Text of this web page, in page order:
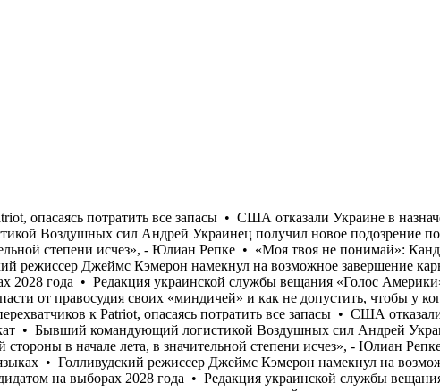
Украины не прошел собеседование на английском и французском языках • Голливудский режиссер Джеймс Кэмерон намекнул на возможное завершение карьеры • Трамп заявил спонсорам Республиканской партии, что хотел бы видеть Джей Ди Вэнса кандидатом на выборах 2028 года • Редакция украинской службы вещания «Голос Америки» после прекращения работы в марте 2025 года возобновляет ее • «На печерских холмах беспокоятся только как спасти от правосудия своих «миндичей» и как не допустить, чтобы у кого-то вырос более высокий политический рейтинг», - Валерий Пекар • Страны ЕС отказываются от передачи Украине перехватчиков к Patriot, опасаясь потратить все запасы • США отказали Украине в назначении Умерова послом • Стефанишина "наныла" залог меньше, чем просил адвокат • Бывший командующий логистикой Воздушных сил Андрей Украинец получил новое подозрение по коррупционному делу • «Осторожный оптимизм, который преобладал у украинской стороны в начале лета, в значительной степени исчез», - Юлиан Репке • «Моя твоя не понимай»: Кандидат в судьи МУС от Украины не прошел собеседование на английском и французском языках • Голливудский режиссер Джеймс Кэмерон намекнул на возможное завершение карьеры • Трамп заявил спонсорам Республиканской партии, что хотел бы видеть Джей Ди Вэнса кандидатом на выборах 2028 года • Редакция украинской службы вещания «Голос Америки» после прекращения работы в марте 2025 года возобновляет ее • «На печерских холмах беспокоятся только как спасти от правосудия своих «миндичей» и как не допустить, чтобы у кого-то вырос более высокий политический рейтинг», - Валерий Пекар • Страны ЕС отказываются от передачи Украине перехватчиков к Patriot, опасаясь потратить все запасы • США отказали Украине в назначении Умерова послом • Стефанишина "наныла" залог меньше, чем просил адвокат • Бывший командующий логистикой Воздушных сил Андрей Украинец получил новое подозрение по коррупционному делу • «Осторожный оптимизм, который преобладал у украинской стороны в начале лета, в значительной степени исчез», - Юлиан Репке • «Моя твоя не понимай»: Кандидат в судьи МУС от Украины не прошел собеседование на английском и французском языках • Голливудский режиссер Джеймс Кэмерон намекнул на возможное завершение карьеры • Трамп заявил спонсорам Республиканской партии, что хотел бы видеть Джей Ди Вэнса кандидатом на выборах 2028 года • Редакция украинской службы вещания «Голос Америки» после прекращения работы в марте 2025 года возобновляет ее • «На печерских холмах беспокоятся только как спасти от правосудия своих «миндичей» и как не допустить, чтобы у кого-то вырос более высокий политический рейтинг», - Валерий Пекар • Страны ЕС отказываются от передачи Украине перехватчиков к Patriot, опасаясь потратить все запасы • США отказали Украине в назначении Умерова послом • Стефанишина "наныла" залог меньше, чем просил адвокат • Бывший командующий логистикой Воздушных сил Андрей Украинец получил новое подозрение по коррупционному делу • «Осторожный оптимизм, который преобладал у украинской стороны в начале лета, в значительной степени исчез», - Юлиан Репке • «Моя твоя не понимай»: Кандидат в судьи МУС от Украины не прошел собеседование на английском и французском языках • Голливудский режиссер Джеймс Кэмерон намекнул на возможное завершение карьеры • Трамп заявил спонсорам Республиканской партии, что хотел бы видеть Джей Ди Вэнса кандидатом на выборах 2028 года • Редакция украинской службы вещания «Голос Америки» после прекращения работы в марте 2025 года возобновляет ее • «На печерских холмах беспокоятся только как